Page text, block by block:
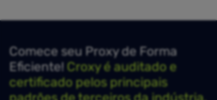
Comece seu Proxy de Forma
Eficiente!Croxy é auditado e
certificado pelos principais